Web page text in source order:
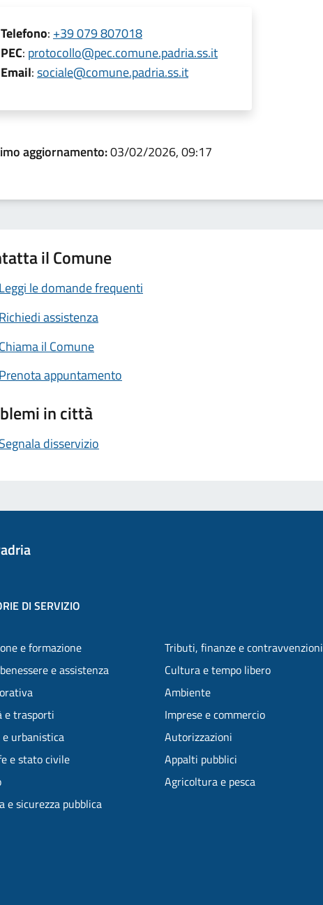
Telefono: +39 079 807018
PEC: protocollo@pec.comune.padria.ss.it
Email:sociale@comune.padria.ss.it
aggiornamento:03/02/2026, 09:17
il Comune
le domande frequenti
assistenza
il Comune
appuntamento
in città
disservizio
DI SERVIZIO
e formazione
e assistenza
e trasporti
urbanistica
e stato civile
e sicurezza pubblica
Tributi, finanze e contravvenzioni
Cultura e tempo libero
Ambiente
Imprese e commercio
Autorizzazioni
Appalti pubblici
Agricoltura e pesca